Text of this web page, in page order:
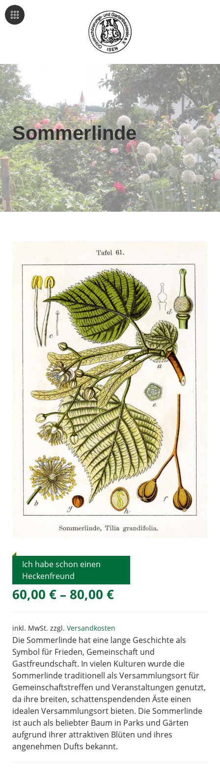
Sommerlinde
Ich habe schon einen
Heckenfreund
60,00 € – 80,00 €
inkl. MwSt. zzgl. Versandkosten
Die Sommerlinde hat eine lange Geschichte als
Symbol für Frieden, Gemeinschaft und
Gastfreundschaft. In vielen Kulturen wurde die
Sommerlinde traditionell als Versammlungsort für
Gemeinschaftstreffen und Veranstaltungen genutzt,
da ihre breiten, schattenspendenden Äste einen
idealen Versammlungsort bieten. Die Sommerlinde
ist auch als beliebter Baum in Parks und Gärten
aufgrund ihrer attraktiven Blüten und ihres
angenehmen Dufts bekannt.